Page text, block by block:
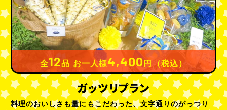
全12品 お一人様4,400円（税込）
ガッツリプラン
料理のおいしさも量にもこだわった、文字通りのがっつり